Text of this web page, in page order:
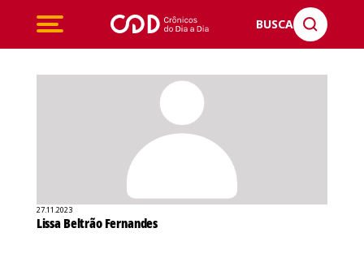
BUSCA
27.11.2023
Lissa Beltrão Fernandes